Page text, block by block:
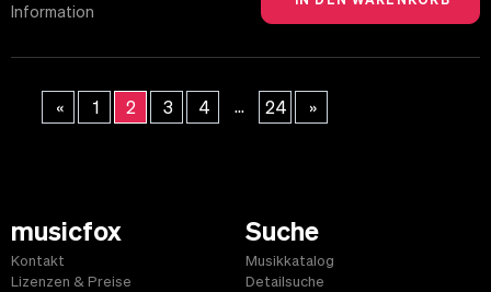
Information
« 1 2 3 4 ... 24 »
musicfox
Kontakt
Lizenzen & Preise
Suche
Musikkatalog
Detailsuche